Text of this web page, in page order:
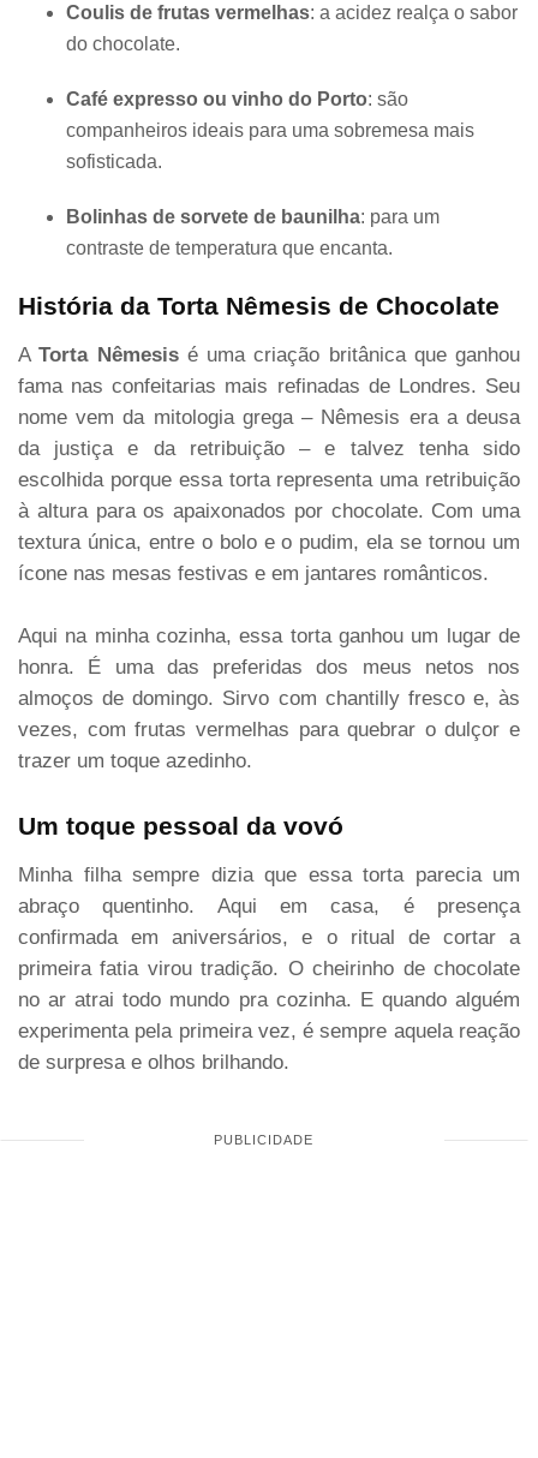
Coulis de frutas vermelhas: a acidez realça o sabor
do chocolate.
Café expresso ou vinho do Porto: são
companheiros ideais para uma sobremesa mais
sofisticada.
Bolinhas de sorvete de baunilha: para um
contraste de temperatura que encanta.
História da Torta Nêmesis de Chocolate
ATorta Nêmesisé uma criação britânica que ganhou
fama nas confeitarias mais refinadas de Londres. Seu
nome vem da mitologia grega – Nêmesis era a deusa
da justiça e da retribuição – e talvez tenha sido
escolhida porque essa torta representa uma retribuição
à altura para os apaixonados por chocolate. Com uma
textura única, entre o bolo e o pudim, ela se tornou um
ícone nas mesas festivas e em jantares românticos.
Aqui na minha cozinha, essa torta ganhou um lugar de
honra. É uma das preferidas dos meus netos nos
almoços de domingo. Sirvo com chantilly fresco e, às
vezes, com frutas vermelhas para quebrar o dulçor e
trazer um toque azedinho.
Um toque pessoal da vovó
Minha filha sempre dizia que essa torta parecia um
abraço quentinho. Aqui em casa, é presença
confirmada em aniversários, e o ritual de cortar a
primeira fatia virou tradição. O cheirinho de chocolate
no ar atrai todo mundo pra cozinha. E quando alguém
experimenta pela primeira vez, é sempre aquela reação
de surpresa e olhos brilhando.